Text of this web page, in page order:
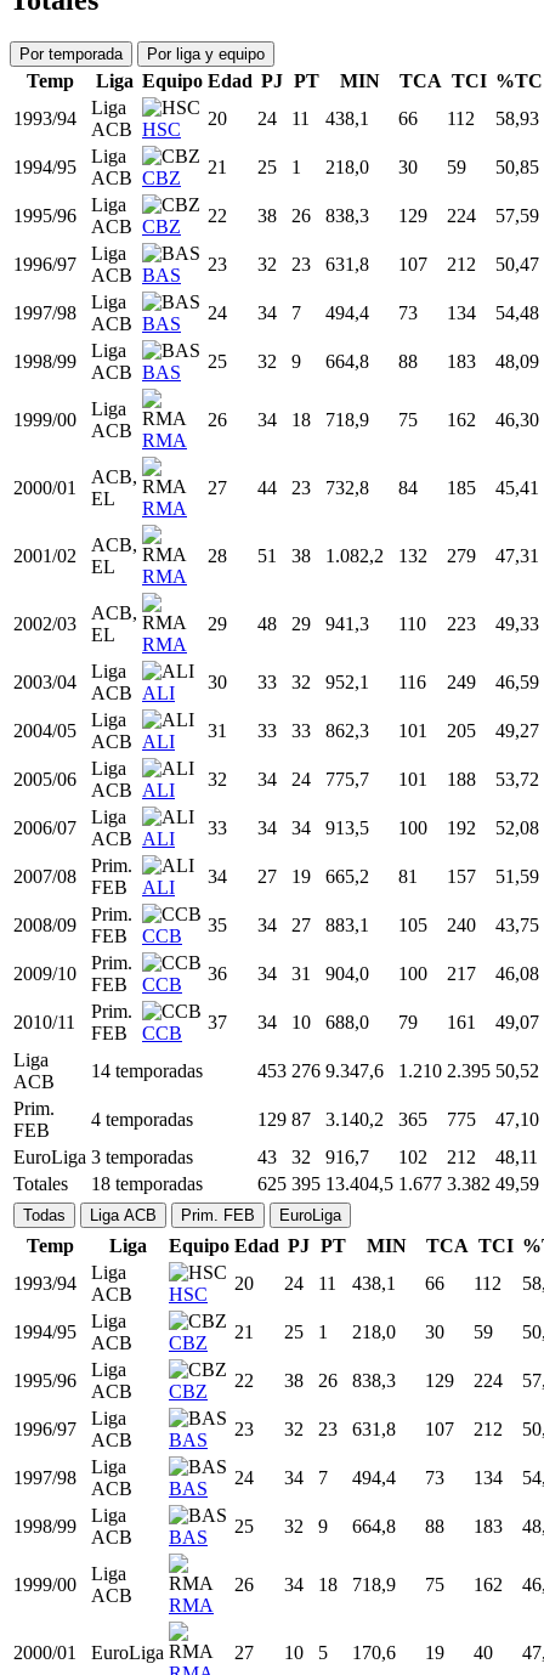
ACB
Prim.
FEB
4 temporadas 129 87 24,3 2,8 6,0 47,10
EuroLiga
3 temporadas 43 32 21,3 2,4 4,9 48,11
18 temporadas
Totales
Por temporada Por liga y equipo
Temp Liga Equipo Edad PJ PT MIN TCA TCI
%TC
1993/94
Liga
ACB HSC
20 24 11 438,1 66 112 58,93
1994/95
Liga
ACB CBZ
21 25 1 218,0 30 59 50,85
1995/96
Liga
ACB CBZ
22 38 26 838,3 129 224 57,59
ACB BAS
Liga
BAS
1998/99
Liga
ACB
BAS
25 32 9 664,8 88 183 48,09
1999/00
Liga
ACB
RMA
26 34 18 718,9 75 162 46,30
2000/01
ACB,
EL
RMA
27 44 23 732,8 84 185 45,41
ACB,
EL
RMA
2002/03
ACB,
EL
RMA
29 48 29 941,3 110 223 49,33
2003/04
Liga
ACB
ALI
30 33 32 952,1 116 249 46,59
2004/05
Liga
ACB
ALI
31 33 33 862,3 101 205 49,27
2005/06
Liga
ACB
ALI
32 34 24 775,7 101 188 53,72
2006/07
Liga
ACB
ALI
33 34 34 913,5 100 192 52,08
2007/08
Prim.
FEB
ALI
27 19 665,2 81 157 51,59
2008/09
Prim.
FEB
CCB
34 27 883,1 105 240 43,75
2009/10
Prim.
FEB
CCB
34 31 904,0 100 217 46,08
2010/11
Prim.
FEB
CCB
37 10 688,0
Liga
ACB
14 temporadas
FEB
4 temporadas
3 temporadas
Totales
18 temporadas 625 395 13.404,5 1.677 3.382 49,59
Liga ACB Prim. FEB
Temp Liga Equipo Edad PJ PT MIN TCA TCI
1993/94
Liga
ACB
HSC
20 24 11 438,1 66 112
1994/95
Liga
ACB
CBZ
21 25 1 218,0 30 59
1995/96
Liga
ACB
CBZ
22 38 26 838,3 129 224
BAS
Liga